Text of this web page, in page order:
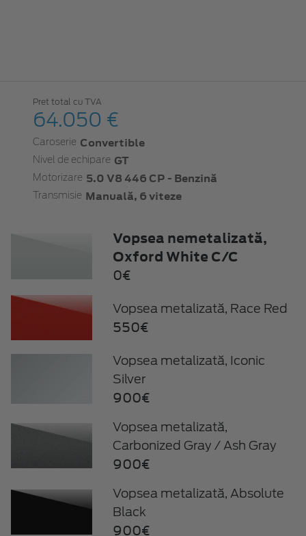
Pret total cu TVA
64.050 €
Caroserie Convertible
Nivel de echipare GT
Motorizare 5.0 V8 446 CP - Benzină
Transmisie Manuală, 6 viteze
Vopsea nemetalizată,
Oxford White C/C
0€
Vopsea metalizată, Race Red
550€
Vopsea metalizată, Iconic
Silver
900€
Vopsea metalizată,
Carbonized Gray / Ash Gray
900€
Vopsea metalizată, Absolute
Black
900€